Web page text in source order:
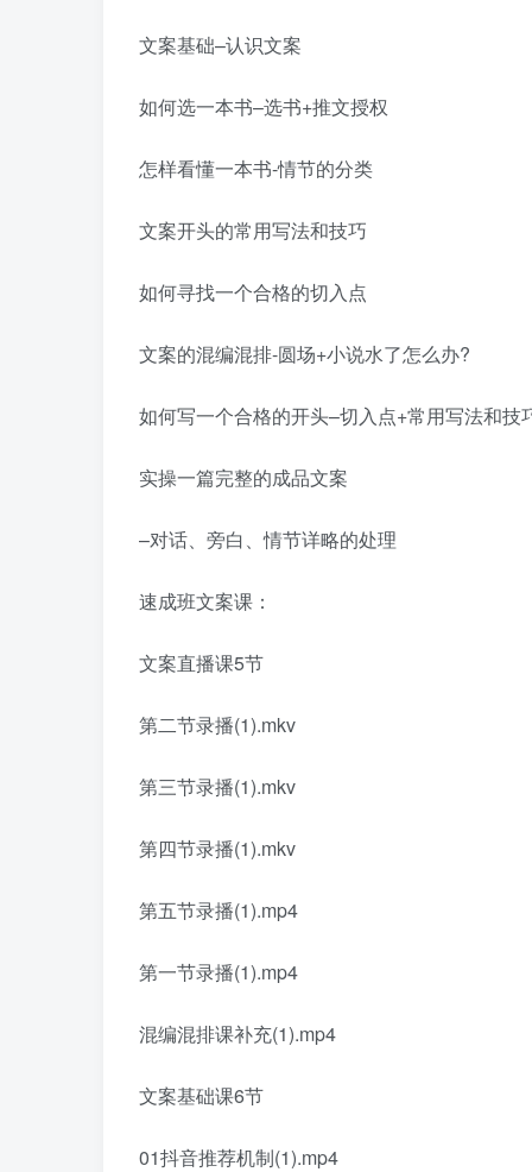
文案基础–认识文案
如何选一本书–选书+推文授权
怎样看懂一本书-情节的分类
文案开头的常用写法和技巧
如何寻找一个合格的切入点
文案的混编混排-圆场+小说水了怎么办?
如何写一个合格的开头–切入点+常用写法和技
实操一篇完整的成品文案
–对话、旁白、情节详略的处理
速成班文案课：
文案直播课5节
第二节录播(1).mkv
第三节录播(1).mkv
第四节录播(1).mkv
第五节录播(1).mp4
第一节录播(1).mp4
混编混排课补充(1).mp4
文案基础课6节
01抖音推荐机制(1).mp4